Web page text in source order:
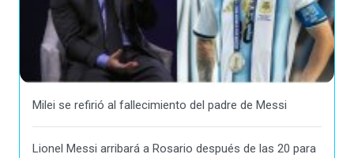
Milei se refirió al fallecimiento del padre de Messi
Lionel Messi arribará a Rosario después de las 20 para